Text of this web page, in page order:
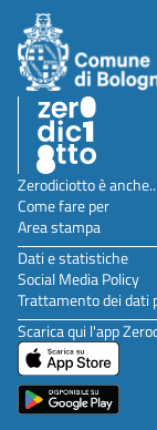
Zerodiciotto è anche...
Come fare per
Area stampa
Dati e statistiche
Social Media Policy
Trattamento dei dati
Scarica qui l'app